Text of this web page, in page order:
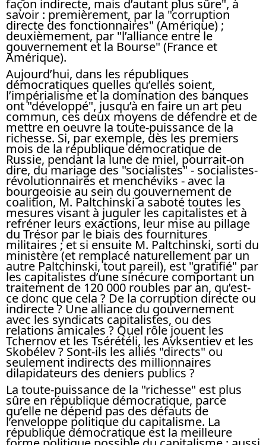
façon indirecte, mais d’autant plus sûre", à
savoir : premièrement, par la "corruption
directe des fonctionnaires" (Amérique) ;
deuxièmement, par "l’alliance entre le
gouvernement et la Bourse" (France et
Amérique).
Aujourd’hui, dans les républiques
démocratiques quelles qu’elles soient,
l’impérialisme et la domination des banques
ont "développé", jusqu’à en faire un art peu
commun, ces deux moyens de défendre et de
mettre en oeuvre la toute-puissance de la
richesse. Si, par exemple, dès les premiers
mois de la république démocratique de
Russie, pendant la lune de miel, pourrait-on
dire, du mariage des "socialistes" - socialistes-
révolutionnaires et menchéviks - avec la
bourgeoisie au sein du gouvernement de
coalition, M. Paltchinski a saboté toutes les
mesures visant à juguler les capitalistes et à
refréner leurs exactions, leur mise au pillage
du Trésor par le biais des fournitures
militaires ; et si ensuite M. Paltchinski, sorti du
ministère (et remplacé naturellement par un
autre Paltchinski, tout pareil), est "gratifié" par
les capitalistes d’une sinécure comportant un
traitement de 120 000 roubles par an, qu’est-
ce donc que cela ? De la corruption directe ou
indirecte ? Une alliance du gouvernement
avec les syndicats capitalistes, ou des
relations amicales ? Quel rôle jouent les
Tchernov et les Tsérétéli, les Avksentiev et les
Skobélev ? Sont-ils les alliés "directs" ou
seulement indirects des millionnaires
dilapidateurs des deniers publics ?
La toute-puissance de la "richesse" est plus
sûre en république démocratique, parce
qu’elle ne dépend pas des défauts de
l’enveloppe politique du capitalisme. La
république démocratique est la meilleure